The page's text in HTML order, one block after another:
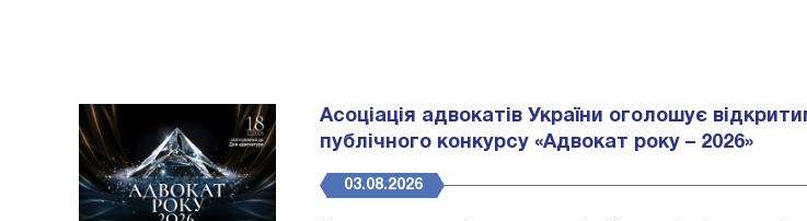
Асоціація адвокатів України оголошує
публічного конкурсу «Адвокат року – 2026»
03.08.2026